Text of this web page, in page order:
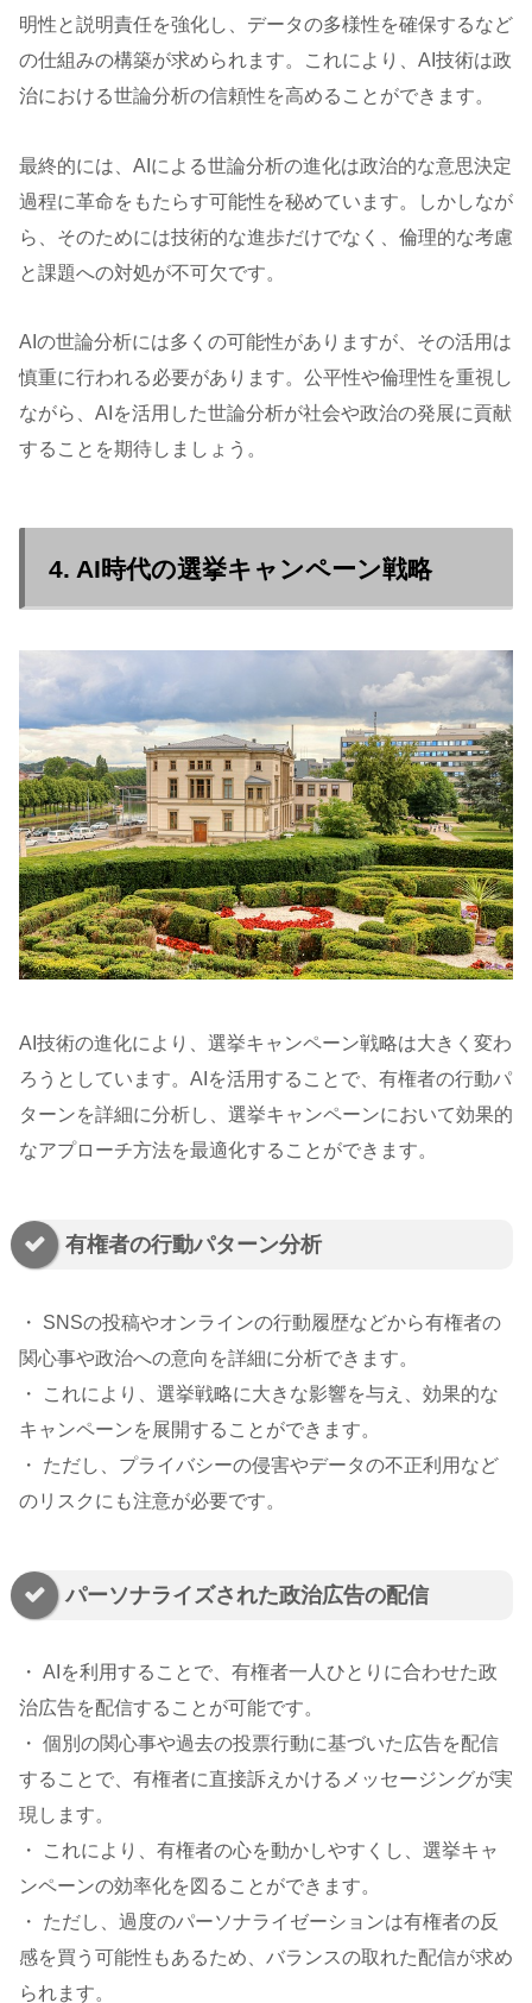
明性と説明責任を強化し、データの多様性を確保するなど
の仕組みの構築が求められます。これにより、AI技術は政
治における世論分析の信頼性を高めることができます。
最終的には、AIによる世論分析の進化は政治的な意思決定
過程に革命をもたらす可能性を秘めています。しかしなが
ら、そのためには技術的な進歩だけでなく、倫理的な考慮
と課題への対処が不可欠です。
AIの世論分析には多くの可能性がありますが、その活用は
慎重に行われる必要があります。公平性や倫理性を重視し
ながら、AIを活用した世論分析が社会や政治の発展に貢献
することを期待しましょう。
4. AI時代の選挙キャンペーン戦略
AI技術の進化により、選挙キャンペーン戦略は大きく変わ
ろうとしています。AIを活用することで、有権者の行動パ
ターンを詳細に分析し、選挙キャンペーンにおいて効果的
なアプローチ方法を最適化することができます。
有権者の行動パターン分析
・ SNSの投稿やオンラインの行動履歴などから有権者の
関心事や政治への意向を詳細に分析できます。
・ これにより、選挙戦略に大きな影響を与え、効果的な
キャンペーンを展開することができます。
・ ただし、プライバシーの侵害やデータの不正利用など
のリスクにも注意が必要です。
パーソナライズされた政治広告の配信
・ AIを利用することで、有権者一人ひとりに合わせた政
治広告を配信することが可能です。
・ 個別の関心事や過去の投票行動に基づいた広告を配信
することで、有権者に直接訴えかけるメッセージングが実
現します。
・ これにより、有権者の心を動かしやすくし、選挙キャ
ンペーンの効率化を図ることができます。
・ ただし、過度のパーソナライゼーションは有権者の反
感を買う可能性もあるため、バランスの取れた配信が求め
られます。